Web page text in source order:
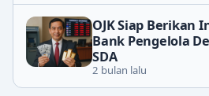
OJK Siap Berikan
Bank Pengelola
SDA
2 bulan lalu